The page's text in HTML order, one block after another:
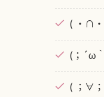
( ・∩
(；´ω
( ；∀